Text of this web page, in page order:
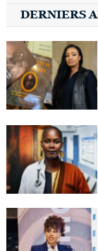
DERNIERS